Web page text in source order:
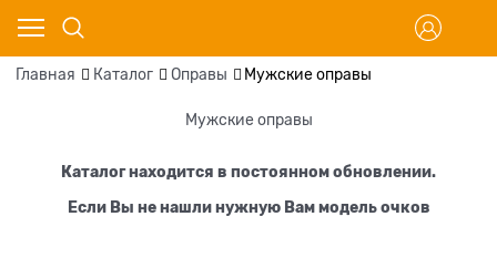
Главная Каталог Оправы Мужские оправы
Мужские оправы
Каталог находится в постоянном обновлении.
Если Вы не нашли нужную Вам модель очков